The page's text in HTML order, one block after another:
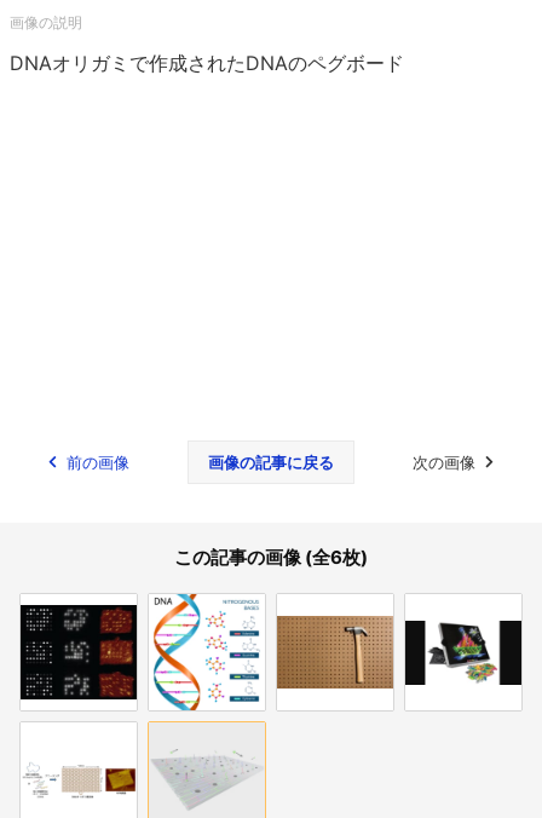
DNAオリガミで作成されたDNAのペグボード
前の画像 画像の記事に戻る 次の画像
この記事の画像 (全6枚)